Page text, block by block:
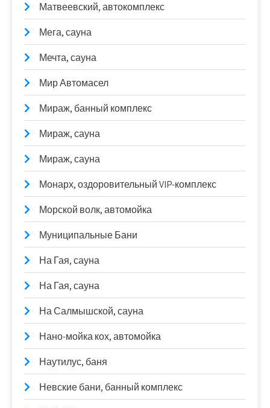
Матвеевский, автокомплекс
Мега, сауна
Мечта, сауна
Мир Автомасел
Мираж, банный комплекс
Мираж, сауна
Мираж, сауна
Монарх, оздоровительный VIP-комплекс
Морской волк, автомойка
Муниципальные Бани
На Гая, сауна
На Гая, сауна
На Салмышской, сауна
Нано-мойка кох, автомойка
Наутилус, баня
Невские бани, банный комплекс